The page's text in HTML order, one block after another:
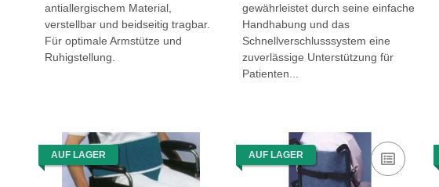
antiallergischem Material,
verstellbar und beidseitig tragbar.
Für optimale Armstütze und
Ruhigstellung.
gewährleistet durch seine einfache
Handhabung und das
Schnellverschlusssystem eine
zuverlässige Unterstützung für
Patienten...
AUF LAGER AUF LAGER